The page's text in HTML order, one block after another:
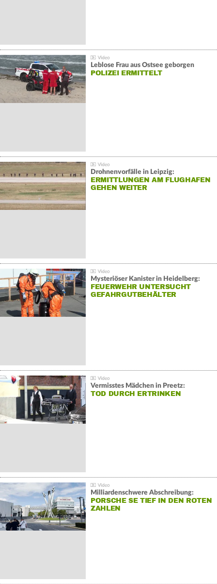
Leblose Frau aus Ostsee geborgen
POLIZEI ERMITTELT
Drohnenvorfälle in Leipzig:
ERMITTLUNGEN AM FLUGHAFEN
GEHEN WEITER
Mysteriöser Kanister in Heidelberg:
FEUERWEHR UNTERSUCHT
GEFAHRGUTBEHÄLTER
Vermisstes Mädchen in Preetz:
TOD DURCH ERTRINKEN
Milliardenschwere Abschreibung:
PORSCHE SE TIEF IN DEN ROTEN
ZAHLEN